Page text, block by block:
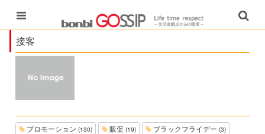
接客
プロモーション (130) 販促 (19) ブラックフライデー (3)